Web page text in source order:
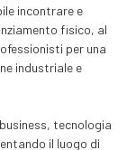
incontrare e
fisico, al
per una
industriale e
tecnologia
il luogo di